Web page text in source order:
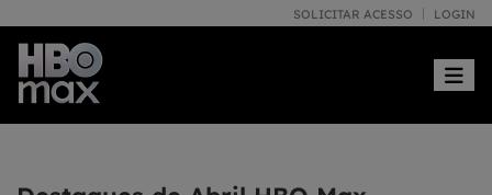
SOLICITAR ACESSO LOGIN